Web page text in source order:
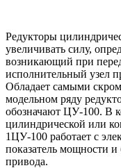
Редукторы
увеличивать силу,
возникающий при
исполнительный узел
Обладает самыми
модельном ряду
обозначают ЦУ-100. В
цилиндрической или
1ЦУ-100 работает с
показатель мощности и
привода.